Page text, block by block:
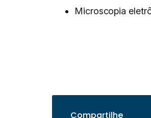
Microscopia
Compartilhe